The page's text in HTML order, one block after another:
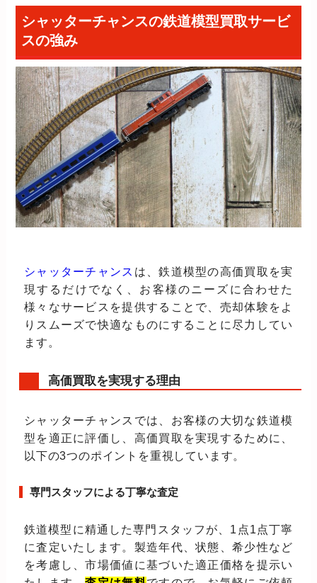
シャッターチャンスの鉄道模型買取サービ
スの強み
シャッターチャンス は、鉄道模型の高価買取を実
現するだけでなく、お客様のニーズに合わせた
様々なサービスを提供することで、売却体験をよ
りスムーズで快適なものにすることに尽力してい
ます。
高価買取を実現する理由
シャッターチャンスでは、お客様の大切な鉄道模
型を適正に評価し、高価買取を実現するために、
以下の3つのポイントを重視しています。
専門スタッフによる丁寧な査定
鉄道模型に精通した専門スタッフが、1点1点丁寧
に査定いたします。製造年代、状態、希少性など
を考慮し、市場価値に基づいた適正価格を提示い